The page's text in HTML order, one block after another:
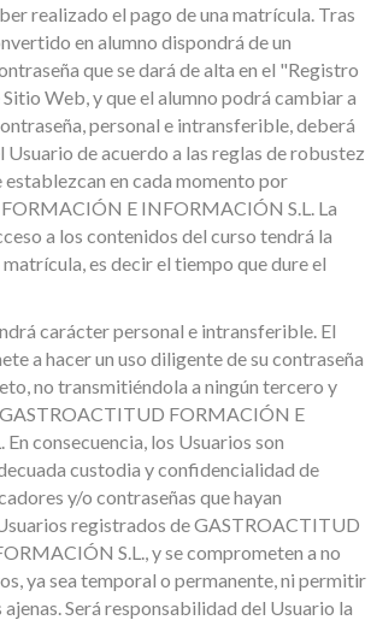
realizado el pago de una matrícula. Tras
en alumno dispondrá de un
que se dará de alta en el "Registro
Web, y que el alumno podrá cambiar a
personal e intransferible, deberá
Usuario de acuerdo a las reglas de robustez
establezcan en cada momento por
E INFORMACIÓN S.L. La
a los contenidos del curso tendrá la
es decir el tiempo que dure el
carácter personal e intransferible. El
a hacer un uso diligente de su contraseña
no transmitiéndola a ningún tercero y
FORMACIÓN E
consecuencia, los Usuarios son
custodia y confidencialidad de
y/o contraseñas que hayan
registrados de GASTROACTITUD
S.L., y se comprometen a no
ya sea temporal o permanente, ni permitir
ajenas. Será responsabilidad del Usuario la